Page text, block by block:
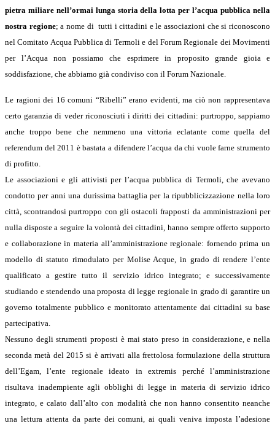
pietra miliare nell’ormai lunga storia della lotta per l’acqua pubblica nella
nostra regione; a nome di tutti i cittadini e le associazioni che si riconoscono
nel Comitato Acqua Pubblica di Termoli e del Forum Regionale dei Movimenti
per l’Acqua non possiamo che esprimere in proposito grande gioia e
soddisfazione, che abbiamo già condiviso con il Forum Nazionale.
Le ragioni dei 16 comuni “Ribelli” erano evidenti, ma ciò non rappresentava
certo garanzia di veder riconosciuti i diritti dei cittadini: purtroppo, sappiamo
anche troppo bene che nemmeno una vittoria eclatante come quella del
referendum del 2011 è bastata a difendere l’acqua da chi vuole farne strumento
di profitto.
Le associazioni e gli attivisti per l’acqua pubblica di Termoli, che avevano
condotto per anni una durissima battaglia per la ripubblicizzazione nella loro
città, scontrandosi purtroppo con gli ostacoli frapposti da amministrazioni per
nulla disposte a seguire la volontà dei cittadini, hanno sempre offerto supporto
e collaborazione in materia all’amministrazione regionale: fornendo prima un
modello di statuto rimodulato per Molise Acque, in grado di rendere l’ente
qualificato a gestire tutto il servizio idrico integrato; e successivamente
studiando e stendendo una proposta di legge regionale in grado di garantire un
governo totalmente pubblico e monitorato attentamente dai cittadini su base
partecipativa.
Nessuno degli strumenti proposti è mai stato preso in considerazione, e nella
seconda metà del 2015 si è arrivati alla frettolosa formulazione della struttura
dell’Egam, l’ente regionale ideato in extremis perché l’amministrazione
risultava inadempiente agli obblighi di legge in materia di servizio idrico
integrato, e calato dall’alto con modalità che non hanno consentito neanche
una lettura attenta da parte dei comuni, ai quali veniva imposta l’adesione